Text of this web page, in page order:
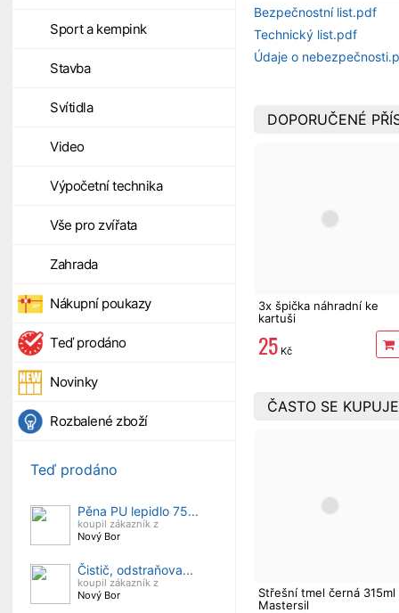
Sport a kempink
Stavba
Svítidla
Video
Výpočetní technika
Vše pro zvířata
Zahrada
Nákupní poukazy
Teď prodáno
Novinky
Rozbalené zboží
Teď prodáno
Pěna PU lepidlo 75...
koupil zákazník z
Nový Bor
Čistič, odstraňova...
koupil zákazník z
Nový Bor
Bezpečnostní list.pdf
Technický list.pdf
Údaje o
DOPORUČENÉ
3x špička náhradní ke
kartuši
25 Kč
ČASTO SE
Střešní tmel černá 315ml
Mastersil